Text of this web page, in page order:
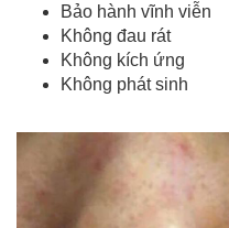
Bảo hành vĩnh viễn
Không đau rát
Không kích ứng
Không phát sinh